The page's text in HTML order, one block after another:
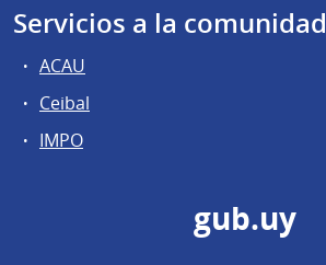
Servicios a la comunidad
ACAU
Ceibal
IMPO
gub.uy